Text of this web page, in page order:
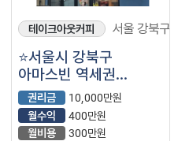
테이크아웃커피 서울 강북구
⭐서울시 강북구
아마스빈 역세권
번화가에서 월매출
1500만원 나오는
매장입니다.
권리금
10,000만원
월수익
400만원
월비용
300만원